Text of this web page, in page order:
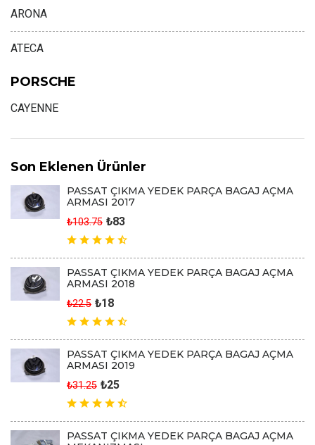
ARONA
ATECA
PORSCHE
CAYENNE
Son Eklenen Ürünler
PASSAT ÇIKMA YEDEK PARÇA BAGAJ AÇMA
ARMASI 2017
₺103.75 ₺83
PASSAT ÇIKMA YEDEK PARÇA BAGAJ AÇMA
ARMASI 2018
₺22.5 ₺18
PASSAT ÇIKMA YEDEK PARÇA BAGAJ AÇMA
ARMASI 2019
₺31.25 ₺25
PASSAT ÇIKMA YEDEK PARÇA BAGAJ AÇMA